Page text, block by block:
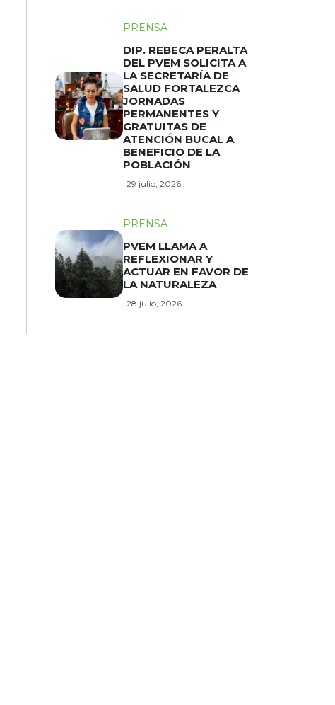
PRENSA
DIP. REBECA PERALTA
DEL PVEM SOLICITA A
LA SECRETARÍA DE
SALUD FORTALEZCA
JORNADAS
PERMANENTES Y
GRATUITAS DE
ATENCIÓN BUCAL A
BENEFICIO DE LA
POBLACIÓN
29 julio, 2026
PRENSA
PVEM LLAMA A
REFLEXIONAR Y
ACTUAR EN FAVOR DE
LA NATURALEZA
28 julio, 2026